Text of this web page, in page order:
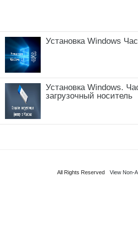
Установка Windows
Установка Windows.
загрузочный носитель
All Rights Reserved View Non-